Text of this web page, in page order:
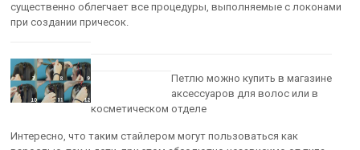
существенно облегчает все процедуры, выполняемые с локонами
при создании причесок.
Петлю можно купить в магазине
аксессуаров для волос или в
косметическом отделе
Интересно, что таким стайлером могут пользоваться как